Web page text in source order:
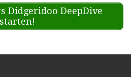
Didgeridoo DeepDive
starten!